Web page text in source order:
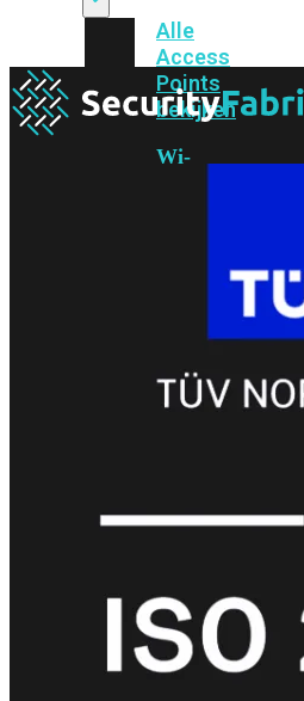
Alle
Access
Points
bekijken
Wi-
Fi
6E Wi-
Wi-
IndoorOutdoor